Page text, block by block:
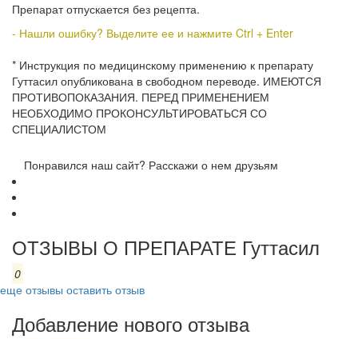
Препарат отпускается без рецепта.
- Нашли ошибку? Выделите ее и нажмите Ctrl + Enter
* Инструкция по медицинскому применению к препарату
Гуттасил опубликована в свободном переводе. ИМЕЮТСЯ
ПРОТИВОПОКАЗАНИЯ. ПЕРЕД ПРИМЕНЕНИЕМ
НЕОБХОДИМО ПРОКОНСУЛЬТИРОВАТЬСЯ СО
СПЕЦИАЛИСТОМ
Понравился наш сайт? Расскажи о нем друзьям
ОТЗЫВЫ О ПРЕПАРАТЕ Гуттасил
0
еще отзывы оставить отзыв
Добавление нового отзыва